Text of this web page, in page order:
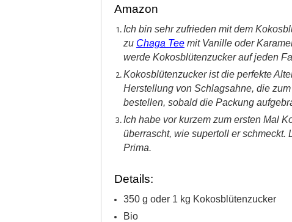
Amazon
Ich bin sehr zufrieden mit dem
zu Chaga Tee mit Vanille oder
werde Kokosblütenzucker auf jeden
Kokosblütenzucker ist die perfekte
Herstellung von Schlagsahne, die
bestellen, sobald die Packung
Ich habe vor kurzem zum ersten Mal
überrascht, wie supertoll er schmeckt.
Prima.
Details:
350 g oder 1 kg Kokosblütenzucker
Bio